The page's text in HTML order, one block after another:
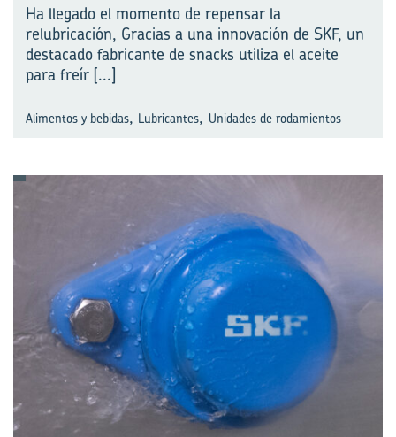
Ha llegado el momento de repensar la
relubricación, Gracias a una innovación de SKF, un
destacado fabricante de snacks utiliza el aceite
para freír [...]
Alimentos y bebidas, Lubricantes, Unidades de rodamientos